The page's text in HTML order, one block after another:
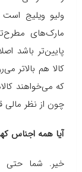
ولیو ویلیج
مارک‌های
پایین‌تر باشد
کالا هم بالاتر
که می‌خواهند
چون از نظر مالی
آیا همه اجناس
خیر. شما حتی